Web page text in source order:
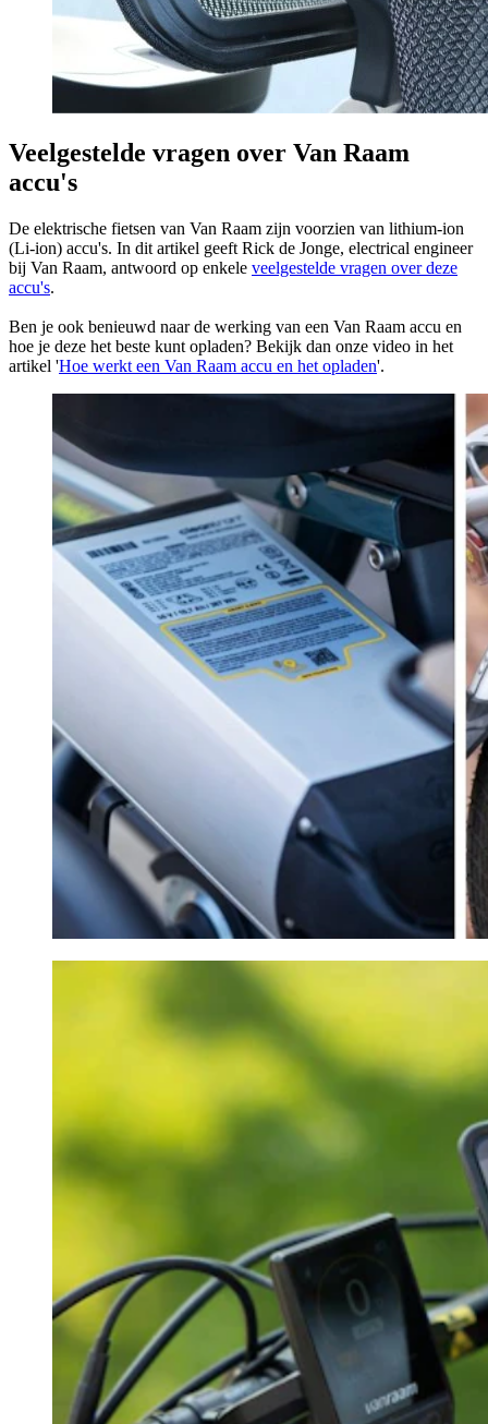
Veelgestelde vragen over Van Raam
accu's
De elektrische fietsen van Van Raam zijn voorzien van lithium-ion
(Li-ion) accu's. In dit artikel geeft Rick de Jonge, electrical engineer
bij Van Raam, antwoord op enkele veelgestelde vragen over deze
accu's.
Ben je ook benieuwd naar de werking van een Van Raam accu en
hoe je deze het beste kunt opladen? Bekijk dan onze video in het
artikel 'Hoe werkt een Van Raam accu en het opladen'.